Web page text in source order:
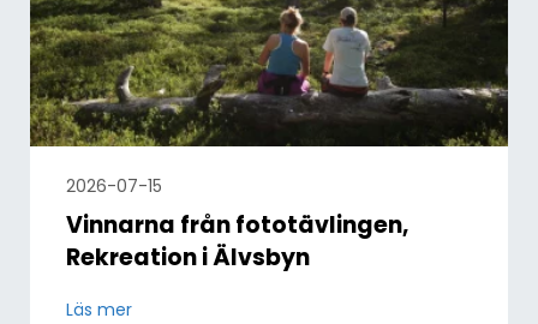
2026-07-15
Vinnarna från fototävlingen,
Rekreation i Älvsbyn
Läs mer